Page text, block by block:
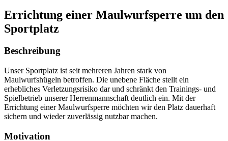
Errichtung einer Maulwurfsperre um den
Sportplatz
Beschreibung
Unser Sportplatz ist seit mehreren Jahren stark von
Maulwurfshügeln betroffen. Die unebene Fläche stellt ein
erhebliches Verletzungsrisiko dar und schränkt den Trainings- und
Spielbetrieb unserer Herrenmannschaft deutlich ein. Mit der
Errichtung einer Maulwurfsperre möchten wir den Platz dauerhaft
sichern und wieder zuverlässig nutzbar machen.
Motivation